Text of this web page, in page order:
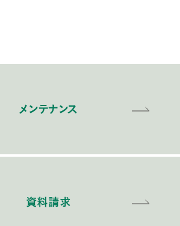
メンテナンス
資料請求